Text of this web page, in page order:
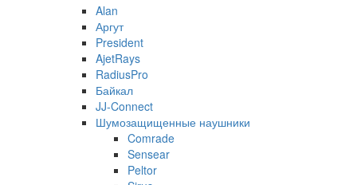
Alan
Аргут
President
AjetRays
RadiusPro
Байкал
JJ-Connect
Шумозащищенные наушники
Comrade
Sensear
Peltor